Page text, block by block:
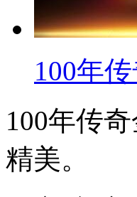
100年
100年传
精美。